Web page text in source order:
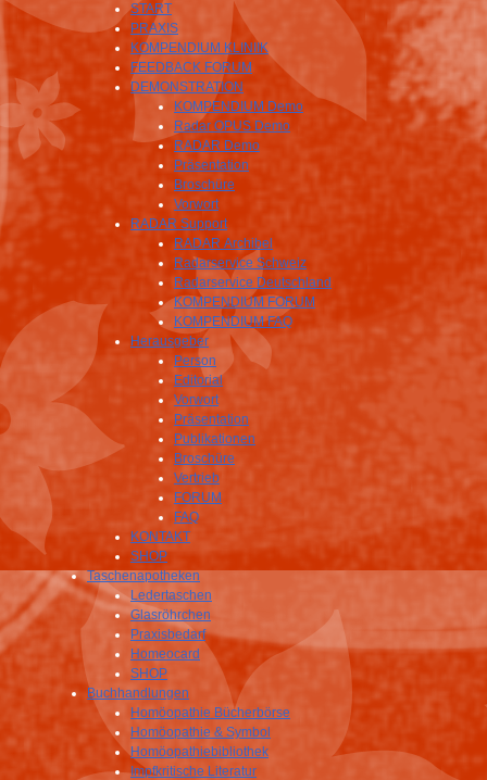
START
PRAXIS
KOMPENDIUM KLINIIK
FEEDBACK FORUM
DEMONSTRATION
KOMPENDIUM Demo
Radar OPUS Demo
RADAR Demo
Präsentation
Broschüre
Vorwort
RADAR Support
RADAR Archibel
Radarservice Schweiz
Radarservice Deutschland
KOMPENDIUM FORUM
KOMPENDIUM FAQ
Herausgeber
Person
Editorial
Vorwort
Präsentation
Publikationen
Broschüre
Vertrieb
FORUM
FAQ
KONTAKT
SHOP
Taschenapotheken
Ledertaschen
Glasröhrchen
Praxisbedarf
Homeocard
SHOP
Buchhandlungen
Homöopathie Bücherbörse
Homöopathie & Symbol
Homöopathiebibliothek
Impfkritische Literatur